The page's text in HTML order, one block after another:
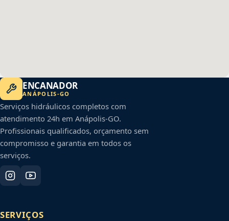
ENCANADOR
ANÁPOLIS-GO
Serviços hidráulicos completos com
atendimento 24h em Anápolis-GO.
Profissionais qualificados, orçamento sem
compromisso e garantia em todos os
serviços.
SERVIÇOS